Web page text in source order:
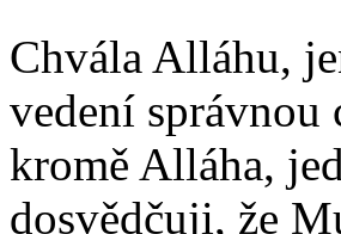
Chvála Alláhu,
vedení správnou
kromě Alláha,
dosvědčuji, že